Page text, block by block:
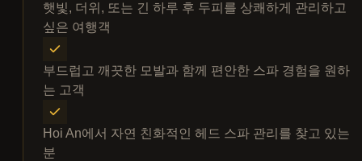
햇빛, 더위, 또는 긴 하루 후 두피를 상쾌하게 관리하고
싶은 여행객
부드럽고 깨끗한 모발과 함께 편안한 스파 경험을 원하
는 고객
Hoi An에서 자연 친화적인 헤드 스파 관리를 찾고 있는
분